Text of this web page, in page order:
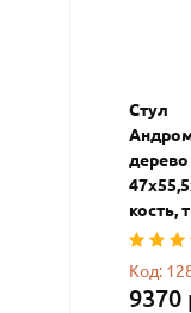
Стул
дерево
кость,
Код:
9370